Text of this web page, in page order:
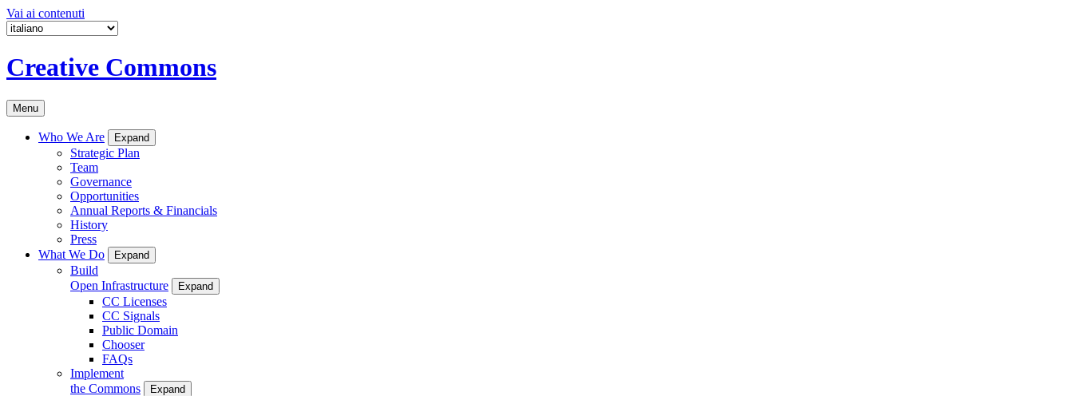
Vai ai contenuti
Creative Commons
Menu
Who We Are Expand
Strategic Plan
Team
Governance
Opportunities
Annual Reports & Financials
History
Press
What We Do
Expand
Build
Open Infrastructure
Expand
CC Licenses
CC Signals
Public Domain
Chooser
FAQs
Implement
the Commons
Expand